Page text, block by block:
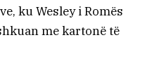
ku Wesley i Romës
me kartonë të